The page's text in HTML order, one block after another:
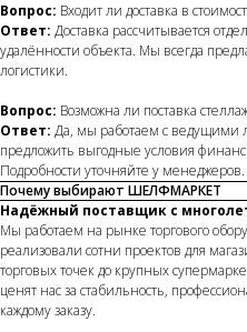
Вопрос: Входит ли доставка в
Ответ: Доставка рассчитывается
удалённости объекта. Мы всегда
логистики.
Вопрос: Возможна ли поставка
Ответ: Да, мы работаем с
предложить выгодные условия
Подробности уточняйте у менеджеров.
Почему выбирают ШЕЛФМАРКЕТ
Надёжный поставщик с
Мы работаем на рынке торгового
реализовали сотни проектов для
торговых точек до крупных
ценят нас за стабильность,
каждому заказу.